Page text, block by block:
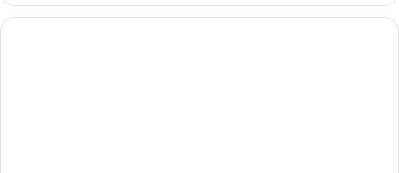
type
de